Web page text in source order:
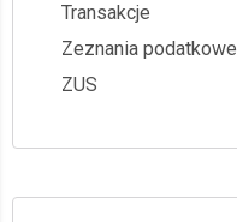
Transakcje
Zeznania podatkowe
ZUS